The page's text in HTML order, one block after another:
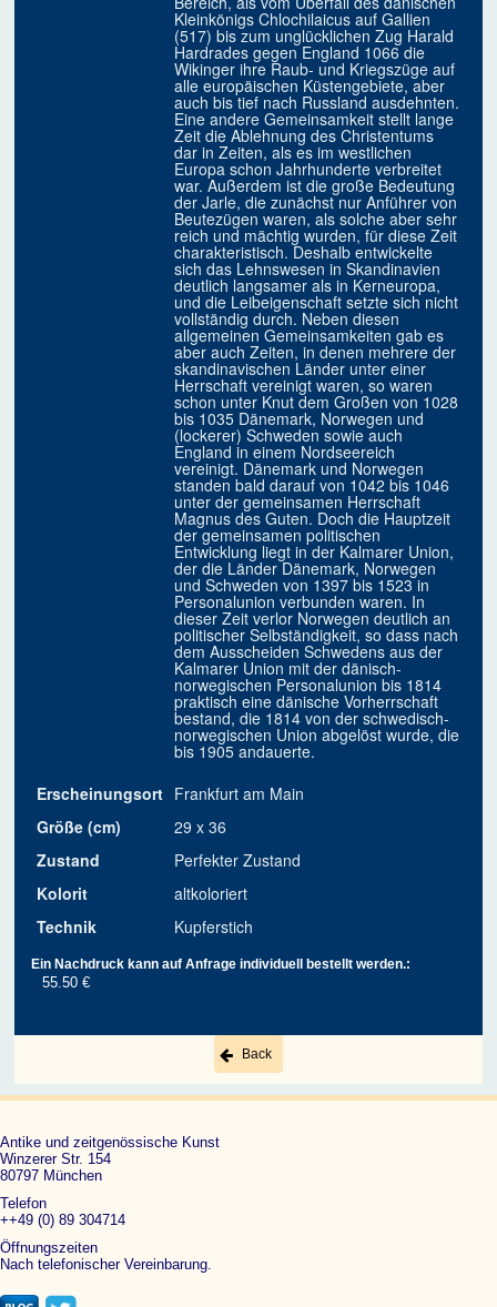
Kleinkönigs Chlochilaicus auf Gallien
(517) bis zum unglücklichen Zug Harald
Hardrades gegen England 1066 die
Wikinger ihre Raub- und Kriegszüge auf
alle europäischen Küstengebiete, aber
auch bis tief nach Russland ausdehnten.
Eine andere Gemeinsamkeit stellt lange
Zeit die Ablehnung des Christentums
dar in Zeiten, als es im westlichen
Europa schon Jahrhunderte verbreitet
war. Außerdem ist die große Bedeutung
der Jarle, die zunächst nur Anführer von
Beutezügen waren, als solche aber sehr
reich und mächtig wurden, für diese Zeit
charakteristisch. Deshalb entwickelte
sich das Lehnswesen in Skandinavien
deutlich langsamer als in Kerneuropa,
und die Leibeigenschaft setzte sich nicht
vollständig durch. Neben diesen
allgemeinen Gemeinsamkeiten gab es
aber auch Zeiten, in denen mehrere der
skandinavischen Länder unter einer
Herrschaft vereinigt waren, so waren
schon unter Knut dem Großen von 1028
bis 1035 Dänemark, Norwegen und
(lockerer) Schweden sowie auch
England in einem Nordseereich
vereinigt. Dänemark und Norwegen
standen bald darauf von 1042 bis 1046
unter der gemeinsamen Herrschaft
Magnus des Guten. Doch die Hauptzeit
der gemeinsamen politischen
Entwicklung liegt in der Kalmarer Union,
der die Länder Dänemark, Norwegen
und Schweden von 1397 bis 1523 in
Personalunion verbunden waren. In
dieser Zeit verlor Norwegen deutlich an
politischer Selbständigkeit, so dass nach
dem Ausscheiden Schwedens aus der
Kalmarer Union mit der dänisch-
norwegischen Personalunion bis 1814
praktisch eine dänische Vorherrschaft
bestand, die 1814 von der schwedisch-
norwegischen Union abgelöst wurde, die
bis 1905 andauerte.
Erscheinungsort Frankfurt am Main
Größe (cm)
29 x 36
Zustand
Perfekter Zustand
Kolorit
altkoloriert
Technik
Kupferstich
Ein Nachdruck kann auf Anfrage individuell bestellt werden.:
55.50 €
Back
Antike und zeitgenössische Kunst
Winzerer Str. 154
80797 München
Telefon
++49 (0) 89 304714
Öffnungszeiten
Nach telefonischer Vereinbarung.